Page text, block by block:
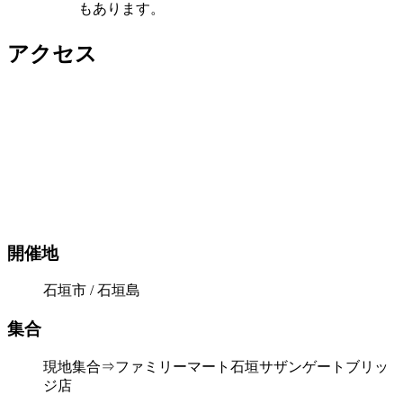
もあります。
アクセス
開催地
石垣市 / 石垣島
集合
現地集合⇒ファミリーマート石垣サザンゲートブリッ
ジ店